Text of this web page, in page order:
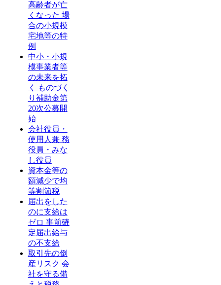
高齢者が亡
くなった 場
合の小規模
宅地等の特
例
中小・小規
模事業者等
の未来を拓
く ものづく
り補助金第
20次公募開
始
会社役員・
使用人兼 務
役員・みな
し役員
資本金等の
額減少で均
等割節税
届出をした
のに支給は
ゼロ 事前確
定届出給与
の不支給
取引先の倒
産リスク 会
社を守る備